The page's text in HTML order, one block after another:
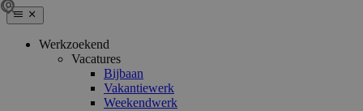
Werkzoekend
Vacatures
Bijbaan
Vakantiewerk
Weekendwerk